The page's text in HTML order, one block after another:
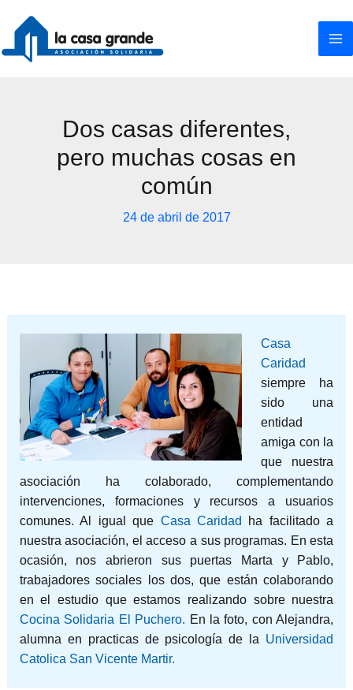
contenido
Dos casas diferentes,
pero muchas cosas en
común
24 de abril de 2017
Casa
Caridad
siempre ha
sido una
entidad
amiga con la
que nuestra
asociación ha colaborado, complementando
intervenciones, formaciones y recursos a usuarios
comunes. Al igual que Casa Caridad
ha facilitado a
nuestra asociación, el acceso a sus programas. En esta
ocasión, nos abrieron sus puertas Marta y Pablo,
trabajadores sociales los dos, que están colaborando
en el estudio que estamos realizando sobre nuestra
Cocina Solidaria El Puchero. En la foto, con Alejandra,
alumna en practicas de psicología de la Universidad
Catolica San Vicente Martir.